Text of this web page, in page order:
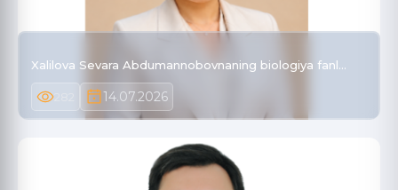
Xalilova Sevara Abdumannobovnaning biologiya fanl…
14.07.2026